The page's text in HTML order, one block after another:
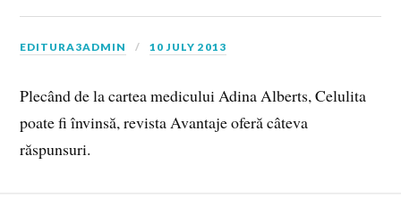
EDITURA3ADMIN 10 JULY 2013
Plecând de la cartea medicului Adina Alberts, Celulita
poate fi învinsă, revista Avantaje oferă câteva
răspunsuri.